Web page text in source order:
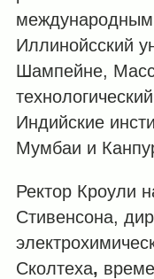
Иллинойсский
Шампейне,
Индийские
Мумбаи и
Ректор Кроули
Стивенсона,
Сколтеха,